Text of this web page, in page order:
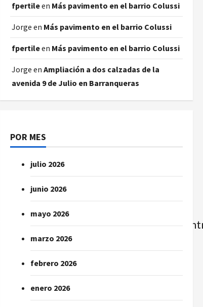
fpertileen Más pavimento en el barrio Colussi
Jorge en Más pavimento en el barrio Colussi
fpertileen Más pavimento en el barrio Colussi
Jorge en Ampliación a dos calzadas de la
avenida 9 de Julio en Barranqueras
POR MES
julio 2026
junio 2026
mayo 2026
marzo 2026
febrero 2026
enero 2026